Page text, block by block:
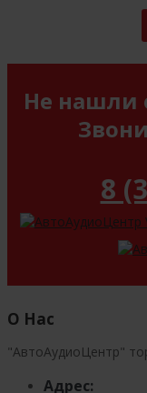
Не нашли
8
О Нас
"АвтоАудиоЦентр"
Адрес: